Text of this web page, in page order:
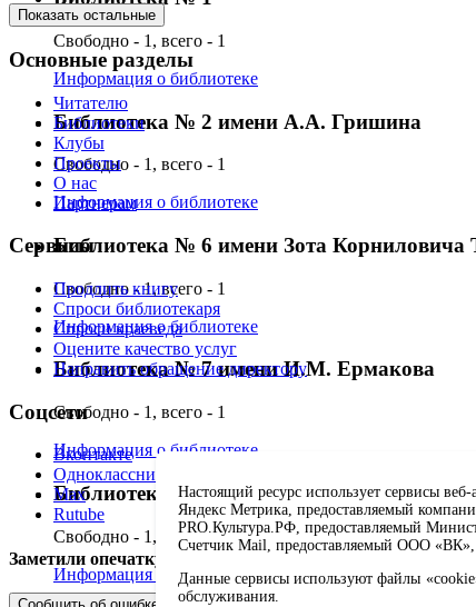
Свободно - 1, всего - 1
Информация о библиотеке
Библиотека № 2 имени А.А. Гришина
Свободно - 1, всего - 1
Информация о библиотеке
Библиотека № 6 имени Зота Корниловича
Свободно - 1, всего - 1
Информация о библиотеке
Библиотека № 7 имени И.М. Ермакова
Свободно - 1, всего - 1
Информация о библиотеке
Библиотека № 8 имени А.П. Чехова
Свободно - 1, всего - 1
Информация о библиотеке
Показать остальные
Основные разделы
Читателю
Библиотеки
Клубы
Проекты
О нас
Партнерам
Сервисы
Продлить книгу
Спроси библиотекаря
Спроси краеведа
Оцените качество услуг
Направить обращение директору
Соцсети
Вконтакте
Одноклассники
Max
Rutube
Заметили опечатку? Выделите текст с ошибкой и
Настоящий ресурс использует сервисы веб-
Яндекс Метрика, предоставляемый
PRO.Культура.РФ, предоставляемый
Счетчик Mail, предоставляемый ООО «ВК»,
Данные сервисы используют файлы
обслуживания.